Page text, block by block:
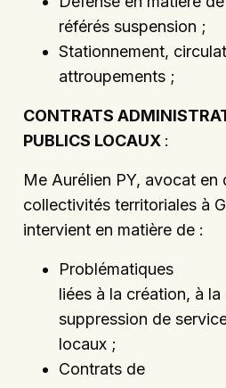
référés suspension ;
Stationnement,
attroupements ;
CONTRATS
PUBLICS LOCAUX :
Me Aurélien PY, avocat en
collectivités territoriales à
intervient en matière de :
Problématiques
liées à la création, à
suppression de
locaux ;
Contrats de